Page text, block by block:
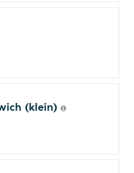
(klein)